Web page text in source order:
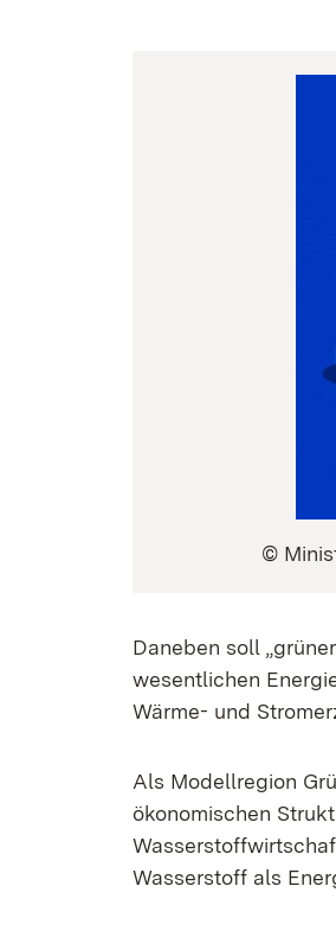
©
Daneben soll
wesentlichen
Wärme- und
Als Modellregion
ökonomischen
Wasserstoff als